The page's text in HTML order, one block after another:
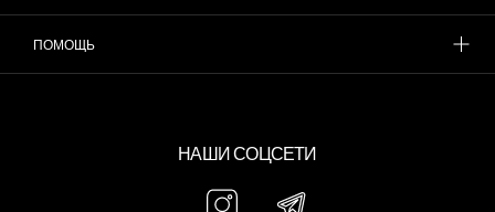
ПОМОЩЬ
НАШИ СОЦСЕТИ